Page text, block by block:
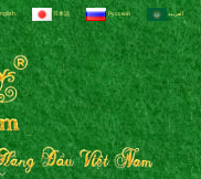
日本語 Русский العربية